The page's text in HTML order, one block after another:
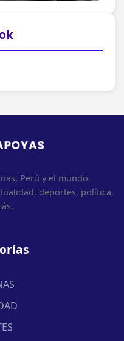
Perú y el mundo.
deportes, política,